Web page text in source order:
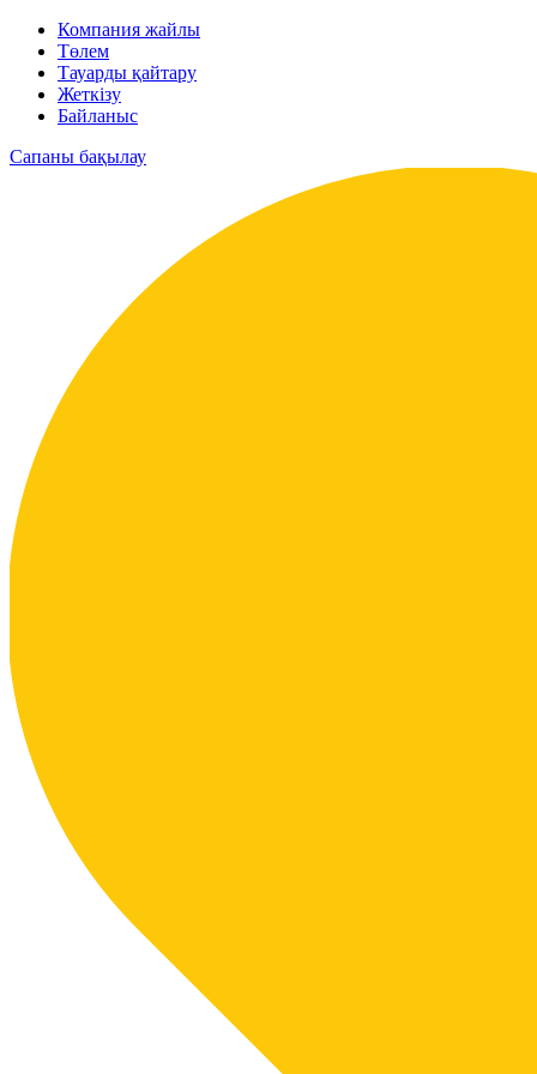
Компания жайлы
Төлем
Тауарды қайтару
Жеткізу
Байланыс
Сапаны бақылау